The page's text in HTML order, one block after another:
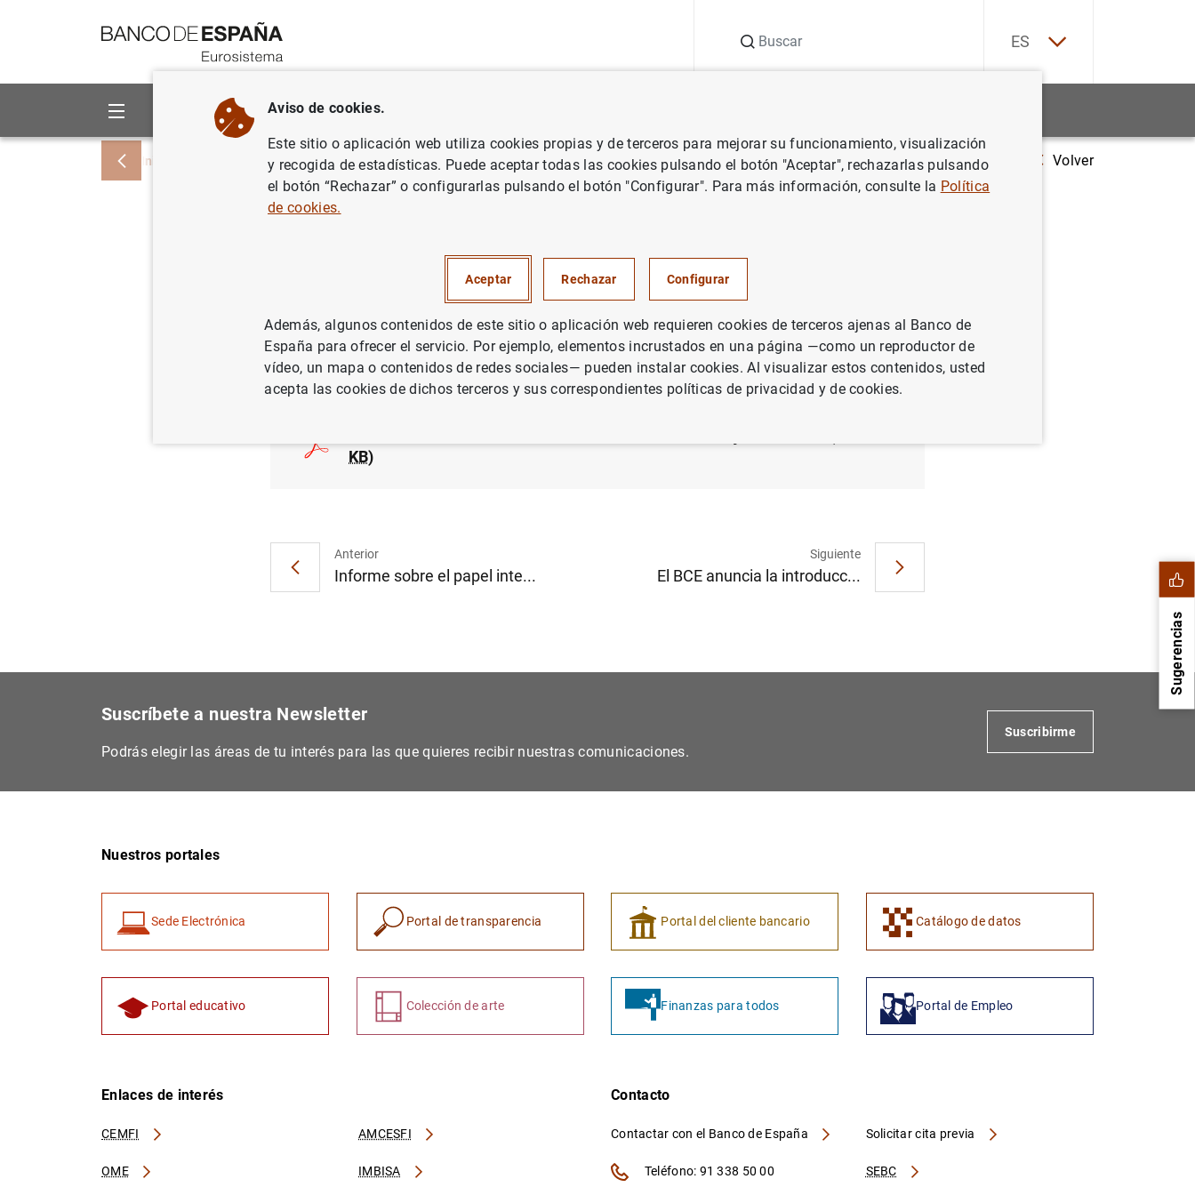
ES
Sobre el Banco Áreas de actuación
Inicio Noticias y eventos Noticias del Banco Central Europeo Notas de prensa del Banco Central Europeo Estado financiero consolidado del Eurosistema a 6 de julio de 2012
Volver
6 de julio de 2012
POLÍTICA MONETARIA ESPAÑA
KB)
Anterior
Informe sobre el papel inte...
Siguiente
El BCE anuncia la introducc...
Sugerencias
Suscríbete a nuestra Newsletter
Podrás elegir las áreas de tu interés para las que quieres recibir nuestras comunicaciones.
Suscribirme
Nuestros portales
Sede Electrónica Portal de transparencia Portal del cliente bancario Catálogo de datos
Portal educativo Colección de arte Finanzas para todos Portal de Empleo
Enlaces de interés
CEMFI AMCESFI
OME IMBISA
Contacto
Contactar con el Banco de España
SEBC
Solicitar cita previa
Teléfono: 91 338 50 00
Aviso de cookies.
Este sitio o aplicación web utiliza cookies propias y de terceros para mejorar su funcionamiento, visualización
y recogida de estadísticas. Puede aceptar todas las cookies pulsando el botón "Aceptar", rechazarlas pulsando
el botón “Rechazar” o configurarlas pulsando el botón "Configurar". Para más información, consulte la Política
de cookies.
Aceptar Rechazar Configurar
Además, algunos contenidos de este sitio o aplicación web requieren cookies de terceros ajenas al Banco de
España para ofrecer el servicio. Por ejemplo, elementos incrustados en una página —como un reproductor de
vídeo, un mapa o contenidos de redes sociales— pueden instalar cookies. Al visualizar estos contenidos, usted
acepta las cookies de dichos terceros y sus correspondientes políticas de privacidad y de cookies.